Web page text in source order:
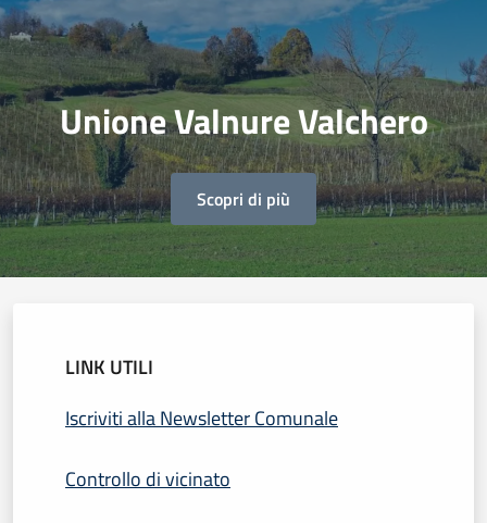
Unione Valnure Valchero
Scopri di più
LINK UTILI
Iscriviti alla Newsletter Comunale
Controllo di vicinato